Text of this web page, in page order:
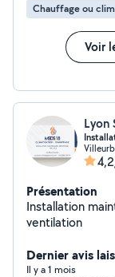
Chauffage ou
Voir
Lyon
Présentation
Installation
ventilation
Dernier avis
Il y a 1 mois